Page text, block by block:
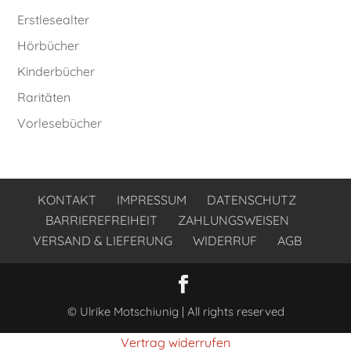
Erstlesealter
Hörbücher
Kinderbücher
Raritäten
Vorlesebücher
KONTAKT IMPRESSUM
DATENSCHUTZ
BARRIEREFREIHEIT
ZAHLUNGSWEISEN
VERSAND & LIEFERUNG
WIDERRUF AGB
© Ulrike Motschiunig | All rights reserved
Vertrag widerrufen